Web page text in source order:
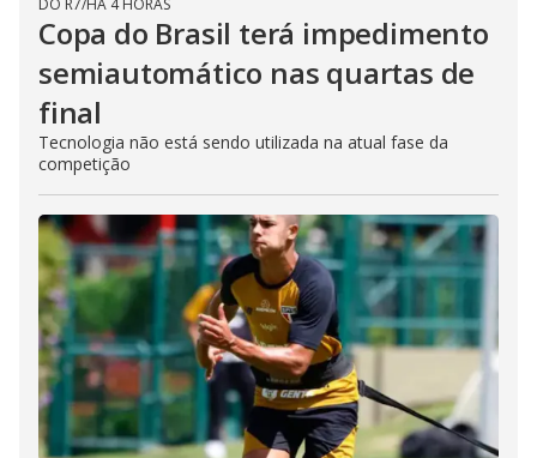
Copa do Brasil terá impedimento
semiautomático nas quartas de
final
Tecnologia não está sendo utilizada na atual fase da
competição